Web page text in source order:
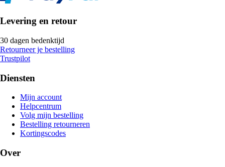
Levering en retour
30 dagen bedenktijd
Retourneer je bestelling
Trustpilot
Diensten
Mijn account
Helpcentrum
Volg mijn bestelling
Bestelling retourneren
Kortingscodes
Over